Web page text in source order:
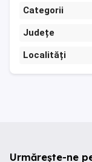
Categorii
Județe
Localități
Urmărește-ne